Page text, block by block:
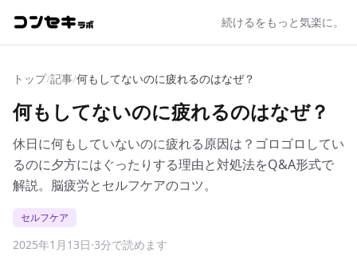
続けるをもっと気楽に。
トップ/記事/何もしてないのに疲れるのはなぜ？
何もしてないのに疲れるのはなぜ？
休日に何もしていないのに疲れる原因は？ゴロゴロしてい
るのに夕方にはぐったりする理由と対処法をQ&A形式で
解説。脳疲労とセルフケアのコツ。
セルフケア
2025年1月13日·3分で読めます